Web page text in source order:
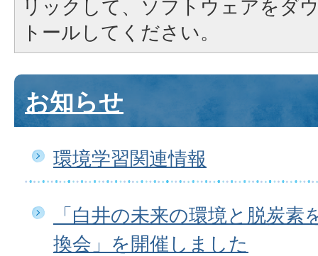
リックして、ソフトウェアをダ
トールしてください。
お知らせ
環境学習関連情報
「白井の未来の環境と脱炭素
換会」を開催しました